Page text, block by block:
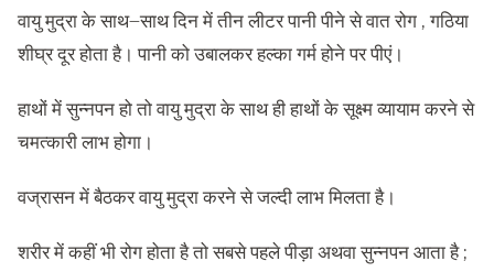
वायु मुद्रा के साथ–साथ दिन में तीन लीटर पानी पीने से वात रोग , गठिया
शीघ्र दूर होता है। पानी को उबालकर हल्का गर्म होने पर पीएं।
हाथों में सुन्नपन हो तो वायु मुद्रा के साथ ही हाथों के सूक्ष्म व्यायाम करने से
चमत्कारी लाभ होगा।
वज्रासन में बैठकर वायु मुद्रा करने से जल्दी लाभ मिलता है।
शरीर में कहीं भी रोग होता है तो सबसे पहले पीड़ा अथवा सुन्नपन आता है ;